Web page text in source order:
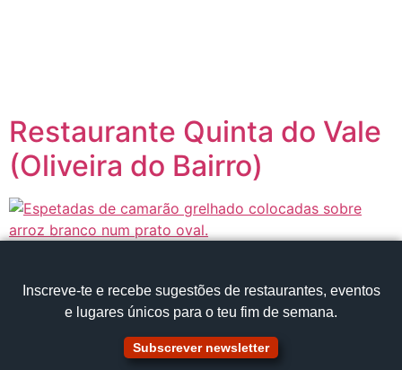
Restaurante Quinta do Vale
(Oliveira do Bairro)
Inscreve‑te e recebe sugestões de restaurantes, eventos
e lugares únicos para o teu fim de semana.
Subscrever newsletter